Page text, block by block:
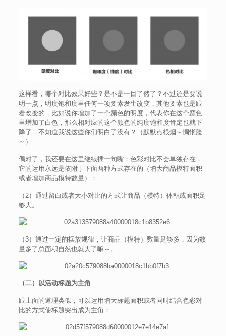
这样看，哪个对比效果好些？是不是一目了然了？不过还是要说
明一点，明度饱和度里任何一项要素发生改变，其他要素也是跟
着改变的，比如说你增加了一个颜色的明度，代表你在这个颜色
里增加了白色，那么相对应的这个颜色的纯度饱和度肯定也就下
降了，不知道我说这些你们明白了没有？（默默点根烟～惆怅脸
～）
偶对了，我还要在这里继续插一句嘴：色彩对比不会单独存在，
它的运用永远是依附于下面两种方式存在的（增大商品模特面积
或者增加商品模特数量）：
（2）通过留白或者大小对比的方式让商品（模特）体积或面积足
够大。
（3）通过一定的摆放规律，让商品（模特）数量足够多，因为数
量多了总面积自然也就大了嘛～。
（二）以活动标题为主角
跟上面的道理类似，可以运用增大标题面积或者同时结合色彩对
比的方式使标题突出成为主角：